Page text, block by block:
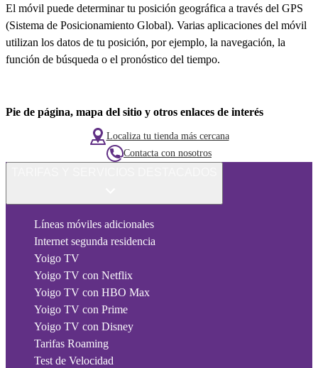
El móvil puede determinar tu posición geográfica a través del GPS
(Sistema de Posicionamiento Global). Varias aplicaciones del móvil
utilizan los datos de tu posición, por ejemplo, la navegación, la
función de búsqueda o el pronóstico del tiempo.
Pie de página, mapa del sitio y otros enlaces de interés
Localiza tu tienda más cercana
Contacta con nosotros
Líneas móviles adicionales
Internet segunda residencia
Yoigo TV
Yoigo TV con Netflix
Yoigo TV con HBO Max
Yoigo TV con Prime
Yoigo TV con Disney
Tarifas Roaming
Test de Velocidad